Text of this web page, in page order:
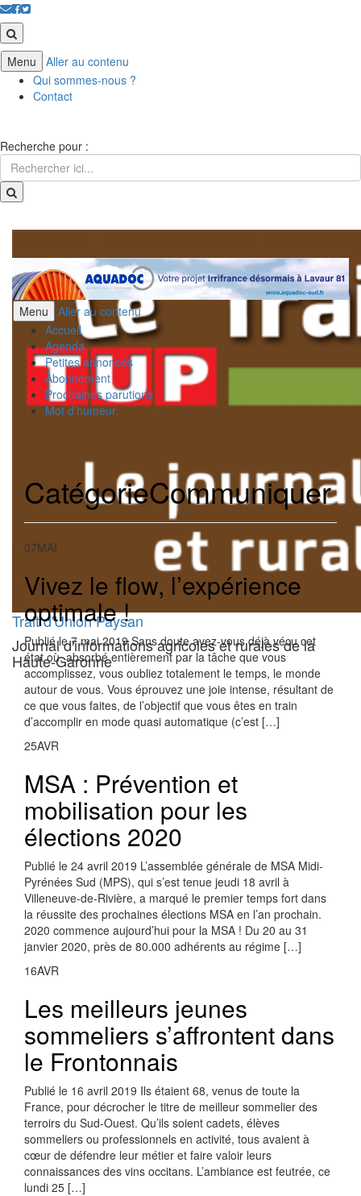
Menu
Aller au contenu
Qui sommes-nous ?
Contact
Recherche pour :
Trait d'Union Paysan
Journal d'informations agricoles et rurales de la
Haute-Garonne
Menu
Aller au contenu
Accueil
Agenda
Petites annonces
Abonnement
Prochaines parutions
Mot d’humeur
CatégorieCommuniquer
07MAI
Vivez le flow, l’expérience
optimale !
Publié le 7 mai 2019 Sans doute avez-vous déjà vécu cet
état où, absorbé entièrement par la tâche que vous
accomplissez, vous oubliez totalement le temps, le monde
autour de vous. Vous éprouvez une joie intense, résultant de
ce que vous faites, de l’objectif que vous êtes en train
d’accomplir en mode quasi automatique (c’est […]
25AVR
MSA : Prévention et
mobilisation pour les
élections 2020
Publié le 24 avril 2019 L’assemblée générale de MSA Midi-
Pyrénées Sud (MPS), qui s’est tenue jeudi 18 avril à
Villeneuve-de-Rivière, a marqué le premier temps fort dans
la réussite des prochaines élections MSA en l’an prochain.
2020 commence aujourd’hui pour la MSA ! Du 20 au 31
janvier 2020, près de 80.000 adhérents au régime […]
16AVR
Les meilleurs jeunes
sommeliers s’affrontent dans
le Frontonnais
Publié le 16 avril 2019 Ils étaient 68, venus de toute la
France, pour décrocher le titre de meilleur sommelier des
terroirs du Sud-Ouest. Qu’ils soient cadets, élèves
sommeliers ou professionnels en activité, tous avaient à
cœur de défendre leur métier et faire valoir leurs
connaissances des vins occitans. L’ambiance est feutrée, ce
lundi 25 […]